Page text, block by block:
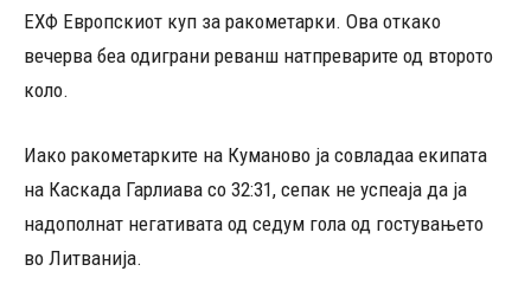
ЕХФ Европскиот куп за ракометарки. Ова откако
вечерва беа одиграни реванш натпреварите од второто
коло.
Иако ракометарките на Куманово ја совладаа екипата
на Каскада Гарлиава со 32:31, сепак не успеаја да ја
надополнат негативата од седум гола од гостувањето
во Литванија.